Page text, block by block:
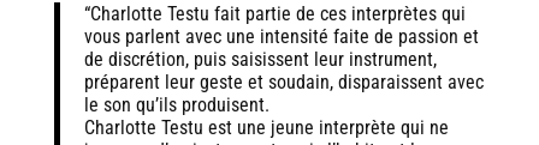
“Charlotte Testu fait partie de ces interprètes qui
vous parlent avec une intensité faite de passion et
de discrétion, puis saisissent leur instrument,
préparent leur geste et soudain, disparaissent avec
le son qu’ils produisent.
Charlotte Testu est une jeune interprète qui ne